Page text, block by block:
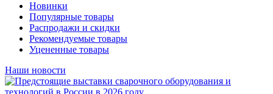
Новинки
Популярные товары
Распродажи и скидки
Рекомендуемые товары
Уцененные товары
Наши новости